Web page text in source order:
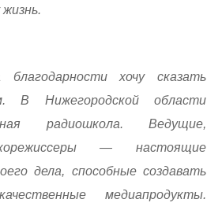
благодарности хочу сказать
В Нижегородской области
радиошкола. Ведущие,
— настоящие
дела, способные создавать
медиапродукты.